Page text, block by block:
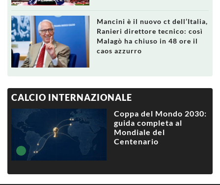
Mancini è il nuovo ct dell’Italia,
Ranieri direttore tecnico: così
Malagò ha chiuso in 48 ore il
caos azzurro
CALCIO INTERNAZIONALE
Coppa del Mondo 2030:
guida completa al
Mondiale del
Centenario